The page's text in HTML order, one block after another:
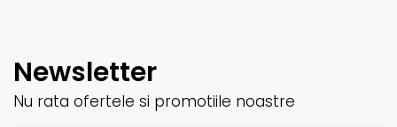
Newsletter
Nu rata ofertele si promotiile noastre